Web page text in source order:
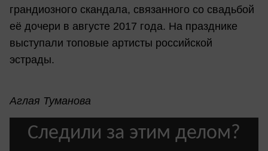
грандиозного скандала, связанного со свадьбой
её дочери в августе 2017 года. На празднике
выступали топовые артисты российской
эстрады.
Аглая Туманова